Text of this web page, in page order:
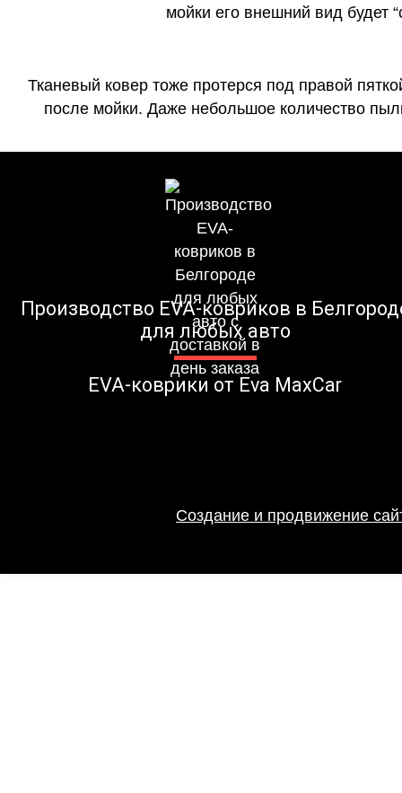
мойки его внешний вид будет
Тканевый ковер тоже протерся под правой
после мойки. Даже небольшое количество
Производство EVA-ковриков в
для любых авто
EVA-коврики от Eva MaxCar
Создание и продвижение